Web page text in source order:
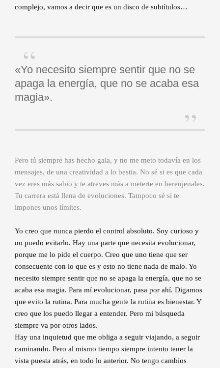
complejo, vamos a decir que es un disco de subtítulos…
«Yo necesito siempre sentir que no se
apaga la energía, que no se acaba esa
magia».
Pero tú siempre has hecho gala, y no me meto todavía en los
mensajes, de una creatividad a lo bestia. No sé si es que cada
vez eres más sabio y te atreves más a meterte en berenjenales.
Tu carrera está llena de evoluciones. Tampoco sé si te
impones unos límites.
Yo creo que nunca pierdo el control absoluto. Soy curioso y
no puedo evitarlo. Hay una parte que necesita evolucionar,
porque me lo pide el cuerpo. Creo que uno tiene que ser
consecuente con lo que es y esto no tiene nada de malo. Yo
necesito siempre sentir que no se apaga la energía, que no se
acaba esa magia. Para mí evolucionar, pasa por ahí. Digamos
que evito la rutina. Para mucha gente la rutina es bienestar. Y
creo que los puedo llegar a entender. Pero mi búsqueda
siempre va por otros lados.
Hay una inquietud que me obliga a seguir viajando, a seguir
caminando. Pero al mismo tiempo siempre intento tener la
vista puesta atrás, en todo lo anterior. No tengo cambios